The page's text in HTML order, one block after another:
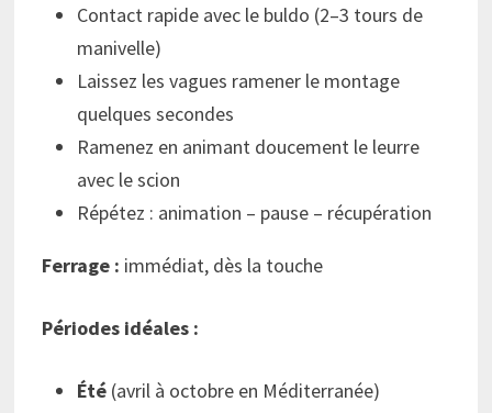
Contact rapide avec le buldo (2–3 tours de
manivelle)
Laissez les vagues ramener le montage
quelques secondes
Ramenez en animant doucement le leurre
avec le scion
Répétez : animation – pause – récupération
Ferrage : immédiat, dès la touche
Périodes idéales :
Été(avril à octobre en Méditerranée)